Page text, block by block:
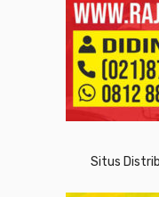
Situs